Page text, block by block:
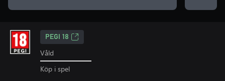
PEGI 18
Våld
Köp i spel